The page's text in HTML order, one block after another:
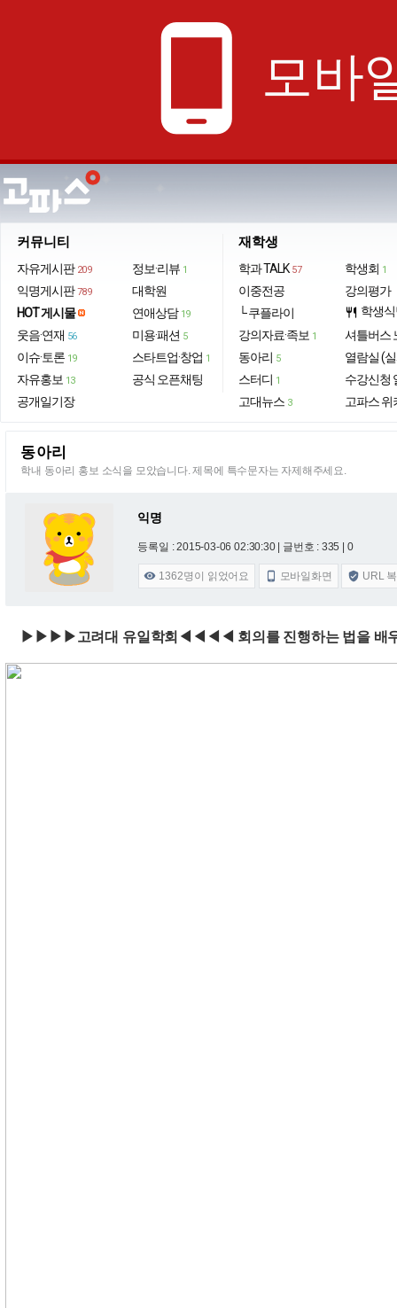
phone_android 모바
커뮤니티
자유게시판 209
익명게시판 789
HOT 게시물
웃음·연재 56
이슈·토론 19
자유홍보 13
공개일기장
정보·리뷰 1
대학원
연애상담 19
미용·패션 5
스타트업·창업 1
공식 오픈채팅
재학생
학과 TALK 57
이중전공
└ 쿠플라이
강의자료·족보 1
동아리 5
스터디 1
고대뉴스 3
학생회 1
강의평가
restaurant 학생
셔틀버스
열람실 (
수강신청
고파스 위
동아리
학내 동아리 홍보 소식을 모았습니다. 제목에 특수문자는 자제해주세요.
익명
등록일 : 2015-03-06 02:30:30 | 글번호 : 335 | 0
 1362명이 읽었어요  모바일화면  URL
▶▶▶▶고려대 유일학회◀◀◀◀ 회의를 진행하는 법을 배우